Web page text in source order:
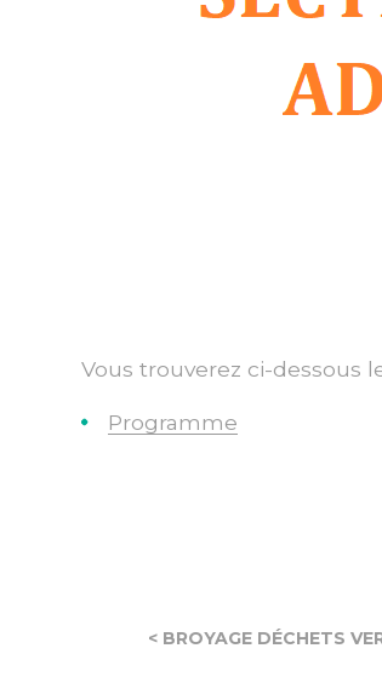
Vous trouverez ci-dessous
Programme
< BROYAGE DÉCHETS